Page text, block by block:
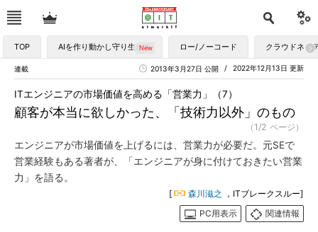
TOP AIを作り動かし守り生かす ロー/ノーコード クラウドネイ
連載 2022年12月13日 更新
2013年3月27日 公開
顧客が本当に欲しかった、「技術力以外」のもの
ITエンジニアの市場価値を高める「営業力」（7）
（1/2 ページ）
エンジニアが市場価値を上げるには、営業力が必要だ。元SEで
営業経験もある著者が、「エンジニアが身に付けておきたい営業
力」を語る。
[ 森川滋之
，ITブレークスルー]
PC用表示
関連情報